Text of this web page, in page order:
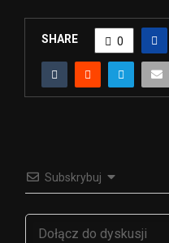
SHARE 0
Subskrybuj